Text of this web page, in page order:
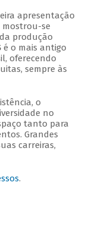
apresentação
mostrou-se
produção
é o mais antigo
oferecendo
sempre às
o
no
tanto para
Grandes
carreiras,
.